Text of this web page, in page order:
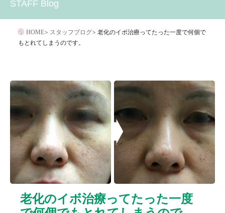
アレルギー・アトピー・花粉症
クリニック
サプリメント
タトゥー・刺青除去
ダイエット
トーニング
ニキビクリア
ニキビ治療
ニキビ痕の凹み（ニキビ痕のクレーター）
ニキビ痕の凹み（ニキビ痕のクレーター）オリジナル
ピーリング
ニキビ跡・凹みクレーター治療
ニキビ跡治療
ヒアルロン酸分解除去
ヒアルロン酸注入
ピアス
ブログ
プチ整形 ボトックス修正
ボトックス注射
マイクロボトックス
メディア
STAFF Blog
HOME> スタッフブログ> 老化のイボ治療ってたった一度で何個で
もとれてしまうのです。
老化のイボ治療ってたった一度